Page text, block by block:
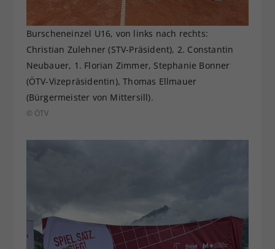
Burscheneinzel U16, von links nach rechts:
Christian Zulehner (STV-Präsident), 2. Constantin
Neubauer, 1. Florian Zimmer, Stephanie Bonner
(ÖTV-Vizepräsidentin), Thomas Ellmauer
(Bürgermeister von Mittersill).
© ÖTV